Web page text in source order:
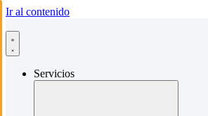
Ir al contenido
Servicios